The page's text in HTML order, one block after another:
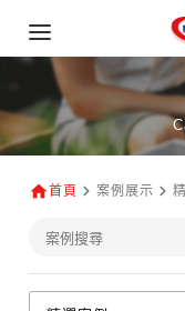
首頁 案例展示